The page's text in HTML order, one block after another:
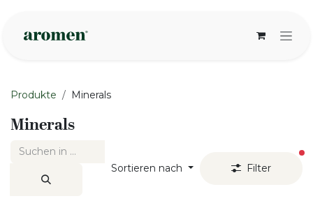
Produkte Minerals
Minerals
Sortieren nach Filter